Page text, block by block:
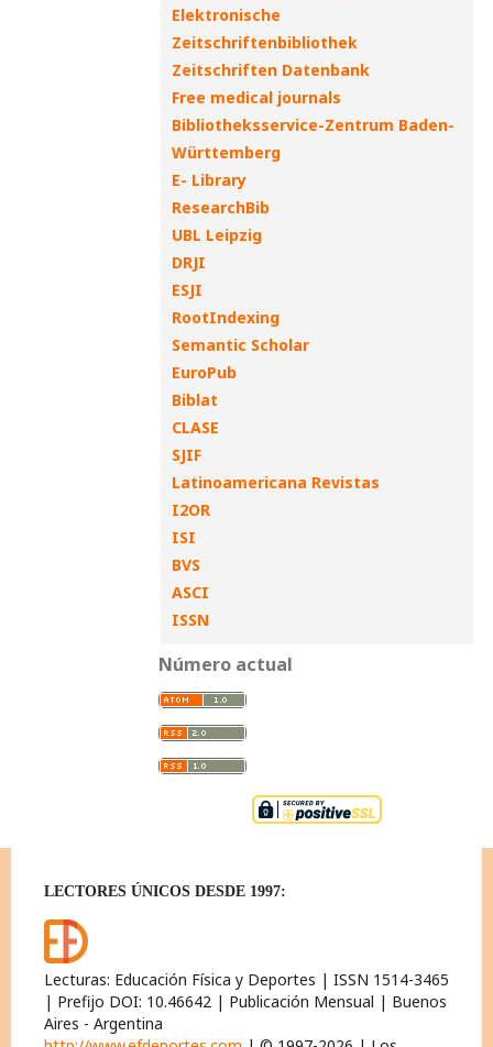
Elektronische
Zeitschriftenbibliothek
Zeitschriften Datenbank
Free medical journals
Bibliotheksservice-Zentrum Baden-
Württemberg
E- Library
ResearchBib
UBL Leipzig
DRJI
ESJI
RootIndexing
Semantic Scholar
EuroPub
Biblat
CLASE
SJIF
Latinoamericana Revistas
I2OR
ISI
BVS
ASCI
ISSN
Número actual
LECTORES ÚNICOS DESDE 1997:
Lecturas: Educación Física y Deportes | ISSN 1514-3465
| Prefijo DOI: 10.46642 | Publicación Mensual | Buenos
Aires - Argentina